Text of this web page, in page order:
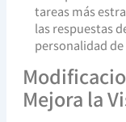
tareas más
las respuestas
personalidad
Mejora la